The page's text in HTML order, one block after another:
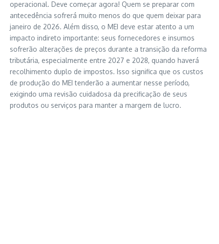
operacional. Deve começar agora! Quem se preparar com
antecedência sofrerá muito menos do que quem deixar para
janeiro de 2026. Além disso, o MEI deve estar atento a um
impacto indireto importante: seus fornecedores e insumos
sofrerão alterações de preços durante a transição da reforma
tributária, especialmente entre 2027 e 2028, quando haverá
recolhimento duplo de impostos. Isso significa que os custos
de produção do MEI tenderão a aumentar nesse período,
exigindo uma revisão cuidadosa da precificação de seus
produtos ou serviços para manter a margem de lucro.